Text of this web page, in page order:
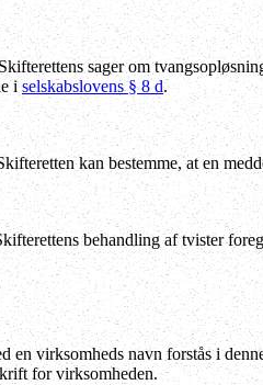
sager om
iselskabslovens § 8 d.
kan bestemme, at en
behandling af tvister
en virksomheds navn forstås i
for virksomheden.